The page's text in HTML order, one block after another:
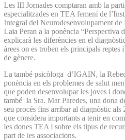
Les III Jornades comptaran amb la
especialitzades en TEA femení de
Integral del Neurodesenvolupament
Laia Peran a la ponència “Perspectiva
explicarà les diferències en el
àrees on es troben els principals reptes
de gènere.
La també psicòloga d’IGAIN, la
ponència en els problemes de salut
que poden desenvolupar les joves i
també la Sra. Mar Paredes, una dona
seu procés fins arribar al diagnòstic als
que considera importants a tenir en
les dones TEA i sobre els tipus de
part de les associacions.